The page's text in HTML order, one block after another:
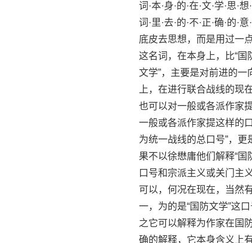
词·本·身·的·在·文·学·思·想
词·里·去·的·不·正·确·的
底皮去思想，而是用过一
这名词，在本身上，比“国
文学”，主要是对前进的
上，在进行联合战线的现
也可以对一般或各派作家
一般或各派作家提这样的
为统一战线的总口号”，
果不以徐懋庸他们解释“
口号和宗派主义或关门主
可以，何况在现在，当然
一，为的是“国防文学”这
之它可以解释为作家在国
确的解释，它本身含义上